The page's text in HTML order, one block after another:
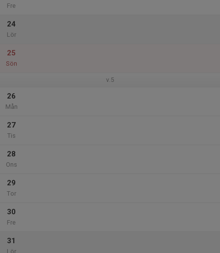
Fre
24
Lör
25
Sön
v.5
26
Mån
27
Tis
28
Ons
29
Tor
30
Fre
31
Lör